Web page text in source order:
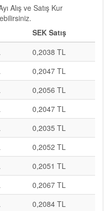
Alış ve Satış Kur
SEK Satış
0,2038 TL
0,2047 TL
0,2056 TL
0,2047 TL
0,2035 TL
0,2052 TL
0,2051 TL
0,2067 TL
0,2084 TL